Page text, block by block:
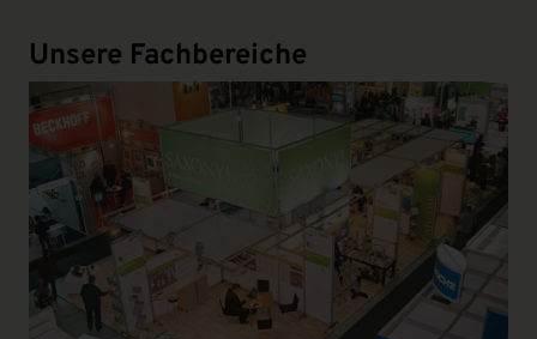
Unsere Fachbereiche